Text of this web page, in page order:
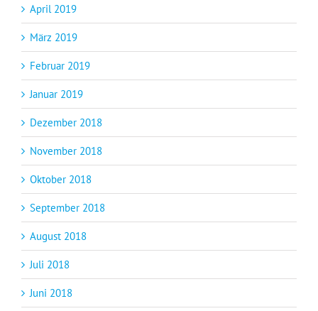
April 2019
März 2019
Februar 2019
Januar 2019
Dezember 2018
November 2018
Oktober 2018
September 2018
August 2018
Juli 2018
Juni 2018